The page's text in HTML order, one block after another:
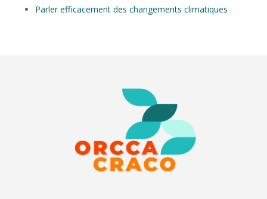
Parler efficacement des changements climatiques